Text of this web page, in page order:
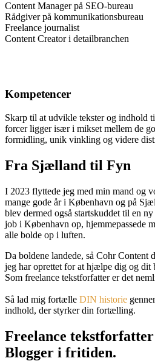
Content Manager på SEO-bureau
Rådgiver på kommunikationsbureau
Freelance journalist
Content Creator i detailbranchen
Kompetencer
Skarp til at udvikle tekster og indhold
forcer ligger især i mikset mellem de
formidling, unik vinkling og videre
Fra Sjælland til Fyn
I 2023 flyttede jeg med min mand og
mange gode år i København og på
blev dermed også startskuddet til en
job i København op, hjemmepassede
alle bolde op i luften.
Da boldene landede, så Cohr Content
jeg har oprettet for at hjælpe dig og dit
Som freelance tekstforfatter er det
Så lad mig fortælle DIN historie
indhold, der styrker din fortælling.
Freelance
Blogger i fritiden.